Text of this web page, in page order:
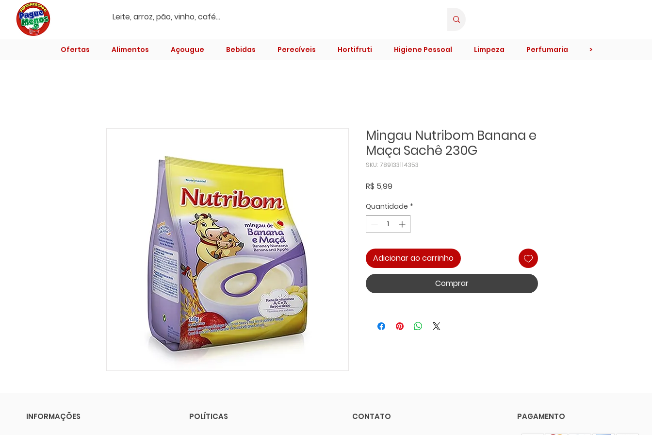
Ofertas Alimentos Açougue Bebidas Perecíveis Hortifruti Higiene Pessoal Limpeza Perfumaria >
Mingau Nutribom Banana e
Maça Sachê 230G
SKU: 789133114353
R$ 5,99Preço
Quantidade *
Adicionar ao carrinho
Comprar
INFORMAÇÕES POLÍTICAS CONTATO PAGAMENTO